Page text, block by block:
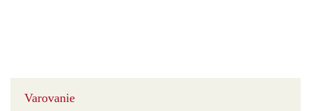
Varovanie